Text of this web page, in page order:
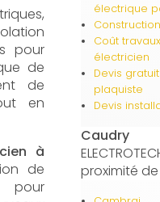
pour
de
de
en
à
de
pour
électrique
Coût
électricien
Devis
plaquiste
Devis
Caudry
proximité de